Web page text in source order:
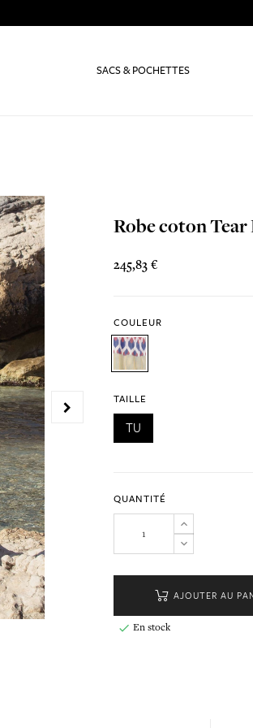
SACS & POCHETTES
Robe coton
245,83 €
COULEUR
TAILLE
TU
QUANTITÉ
AJOUTER AU
 En stock